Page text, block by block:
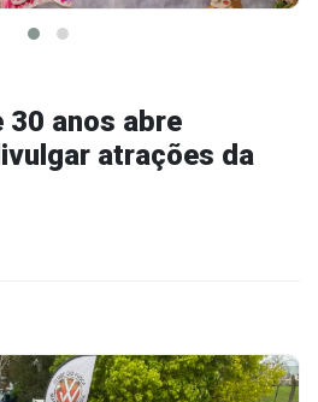
30 anos abre
atrações da